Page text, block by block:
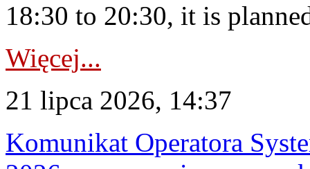
18:30 to 20:30, it is
Więcej...
21 lipca 2026, 14:37
Komunikat Operatora